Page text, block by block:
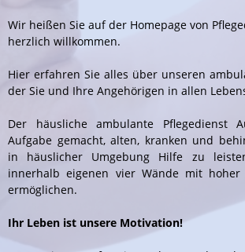
Wir heißen Sie auf der Homepage von
herzlich willkommen.
Hier erfahren Sie alles über unseren
der Sie und Ihre Angehörigen in allen
Der häusliche ambulante Pflegedienst
Aufgabe gemacht, alten, kranken und
in häuslicher Umgebung Hilfe zu
innerhalb eigenen vier Wände mit hoher
ermöglichen.
Ihr Leben ist unsere Motivation!